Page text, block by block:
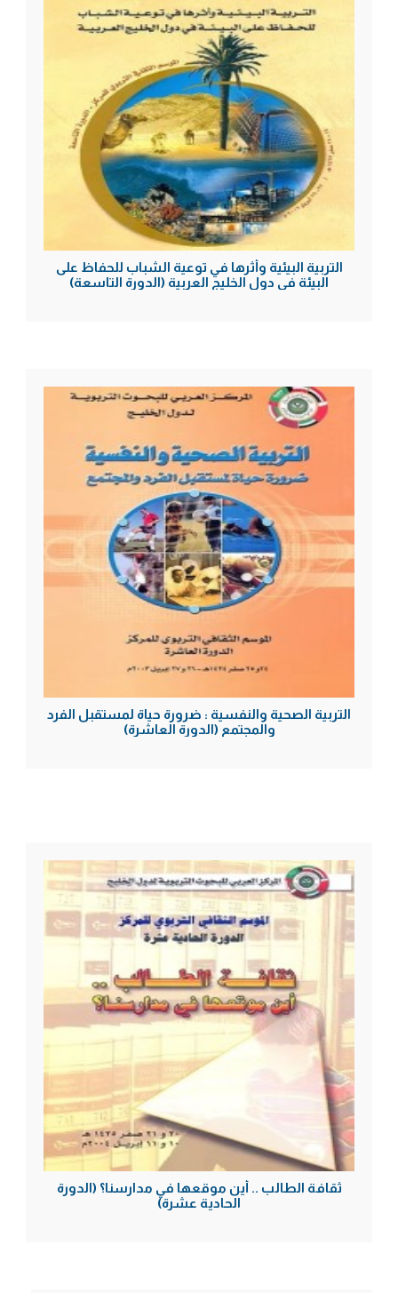
التربية البيئية وأثرها في توعية الشباب للحفاظ على
البيئة في دول الخليج العربية (الدورة التاسعة)
التربية الصحية والنفسية : ضرورة حياة لمستقبل الفرد
والمجتمع (الدورة العاشرة)
ثقافة الطالب .. أين موقعها في مدارسنا؟ (الدورة
الحادية عشرة)